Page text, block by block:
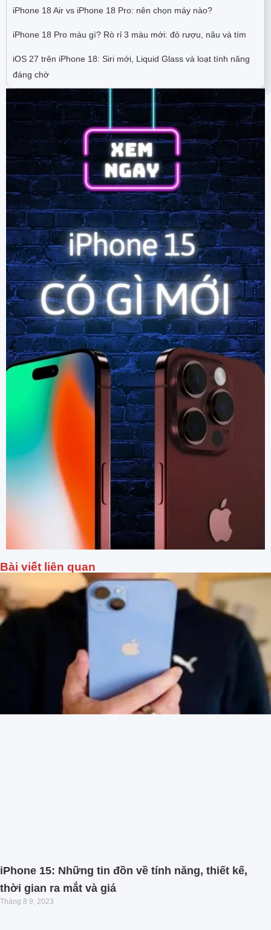
iPhone 18 Air vs iPhone 18 Pro: nên chọn máy nào?
iPhone 18 Pro màu gì? Rò rỉ 3 màu mới: đỏ rượu, nâu và tím
iOS 27 trên iPhone 18: Siri mới, Liquid Glass và loạt tính năng
đáng chờ
Bài viết liên quan
iPhone 15: Những tin đồn về tính năng, thiết kế,
thời gian ra mắt và giá
Tháng 8 9, 2023